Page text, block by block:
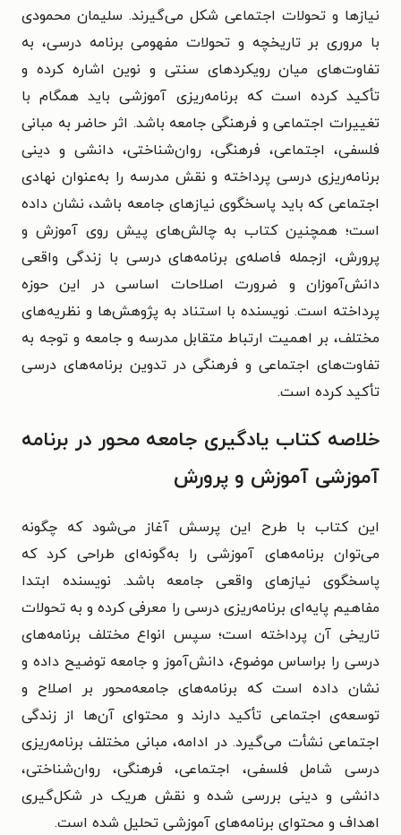
نیازها و تحولات اجتماعی شکل می‌گیرند. سلیمان محمودی
با مروری بر تاریخچه و تحولات مفهومی برنامه درسی، به
تفاوت‌های میان رویکردهای سنتی و نوین اشاره کرده و
تأکید کرده است که برنامه‌ریزی آموزشی باید همگام با
تغییرات اجتماعی و فرهنگی جامعه باشد. اثر حاضر به مبانی
فلسفی، اجتماعی، فرهنگی، روان‌شناختی، دانشی و دینی
برنامه‌ریزی درسی پرداخته و نقش مدرسه را به‌عنوان نهادی
اجتماعی که باید پاسخگوی نیازهای جامعه باشد، نشان داده
است؛ همچنین کتاب به چالش‌های پیش روی آموزش و
پرورش، ازجمله فاصله‌ی برنامه‌های درسی با زندگی واقعی
دانش‌آموزان و ضرورت اصلاحات اساسی در این حوزه
پرداخته است. نویسنده با استناد به پژوهش‌ها و نظریه‌های
مختلف، بر اهمیت ارتباط متقابل مدرسه و جامعه و توجه به
تفاوت‌های اجتماعی و فرهنگی در تدوین برنامه‌های درسی
تأکید کرده است.
خلاصه کتاب یادگیری جامعه محور در برنامه
آموزشی آموزش و پرورش
این کتاب با طرح این پرسش آغاز می‌شود که چگونه
می‌توان برنامه‌های آموزشی را به‌گونه‌ای طراحی کرد که
پاسخگوی نیازهای واقعی جامعه باشد. نویسنده ابتدا
مفاهیم پایه‌ای برنامه‌ریزی درسی را معرفی کرده و به تحولات
تاریخی آن پرداخته است؛ سپس انواع مختلف برنامه‌های
درسی را براساس موضوع، دانش‌آموز و جامعه توضیح داده و
نشان داده است که برنامه‌های جامعه‌محور بر اصلاح و
توسعه‌ی اجتماعی تأکید دارند و محتوای آن‌ها از زندگی
اجتماعی نشأت می‌گیرد. در ادامه، مبانی مختلف برنامه‌ریزی
درسی شامل فلسفی، اجتماعی، فرهنگی، روان‌شناختی،
دانشی و دینی بررسی شده و نقش هریک در شکل‌گیری
اهداف و محتوای برنامه‌های آموزشی تحلیل شده است.